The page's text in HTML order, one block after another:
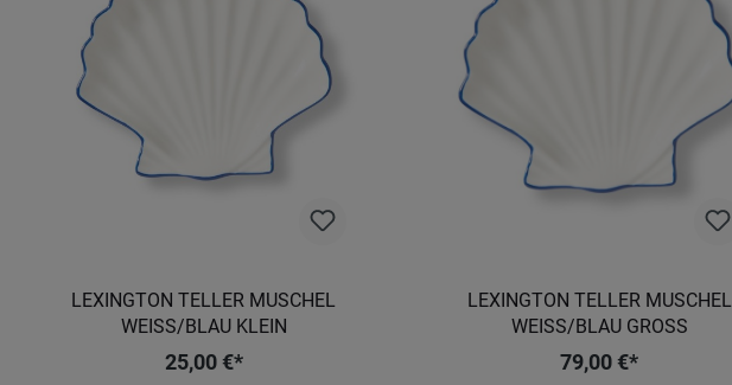
LEXINGTON TELLER MUSCHEL
WEISS/BLAU KLEIN
25,00 €*
LEXINGTON TELLER MUSCHEL
WEISS/BLAU GROSS
79,00 €*